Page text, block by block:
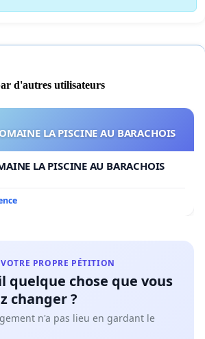
d'autres utilisateurs
LA PISCINE AU BARACHOIS
LA PISCINE AU BARACHOIS
PROPRE PÉTITION
quelque chose que vous
changer ?
n'a pas lieu en gardant le